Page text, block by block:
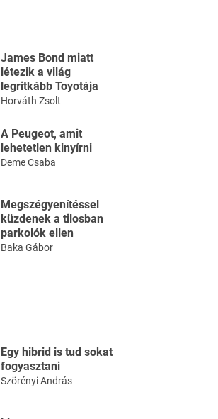
James Bond miatt
létezik a világ
legritkább Toyotája
Horváth Zsolt
A Peugeot, amit
lehetetlen kinyírni
Deme Csaba
Megszégyenítéssel
küzdenek a tilosban
parkolók ellen
Baka Gábor
Egy hibrid is tud sokat
fogyasztani
Szörényi András